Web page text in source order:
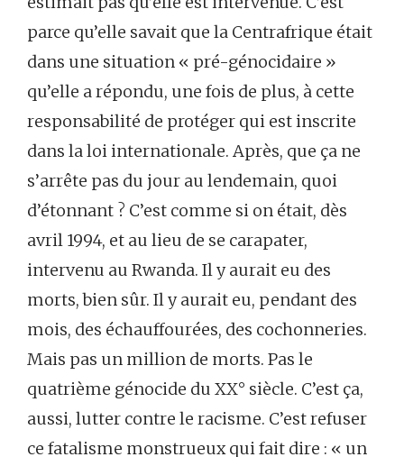
parce qu’elle savait que la Centrafrique était
dans une situation « pré-génocidaire »
qu’elle a répondu, une fois de plus, à cette
responsabilité de protéger qui est inscrite
dans la loi internationale. Après, que ça ne
s’arrête pas du jour au lendemain, quoi
d’étonnant ? C’est comme si on était, dès
avril 1994, et au lieu de se carapater,
intervenu au Rwanda. Il y aurait eu des
morts, bien sûr. Il y aurait eu, pendant des
mois, des échauffourées, des cochonneries.
Mais pas un million de morts. Pas le
quatrième génocide du XX° siècle. C’est ça,
aussi, lutter contre le racisme. C’est refuser
ce fatalisme monstrueux qui fait dire : « un